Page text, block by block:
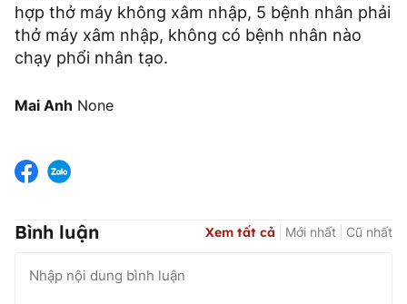
hợp thở máy không xâm nhập, 5 bệnh nhân phải
thở máy xâm nhập, không có bệnh nhân nào
chạy phổi nhân tạo.
Mai Anh None
Bình luận Xem tất cả Mới nhất Cũ nhất